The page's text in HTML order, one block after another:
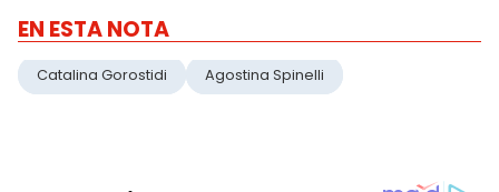
EN ESTA NOTA
Catalina Gorostidi Agostina Spinelli